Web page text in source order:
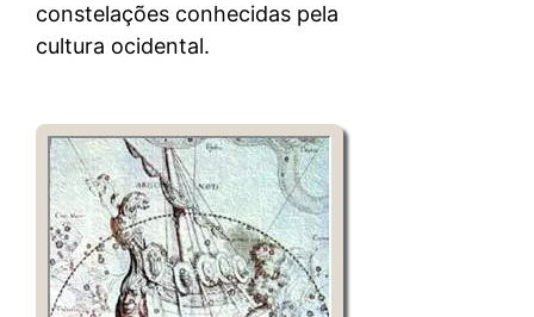
constelações conhecidas pela
cultura ocidental.